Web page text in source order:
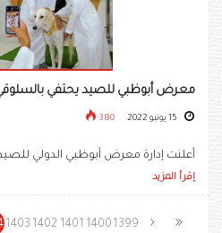
معرض أبوظبي للصيد يحتفي
380
أعلنت إدارة معرض أبوظبي الدولي
إقرأ المزيد
1399
1400
1401
1402
1403